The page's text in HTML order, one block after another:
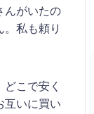
んがいたの
私も頼り
こで安く
互いに買い